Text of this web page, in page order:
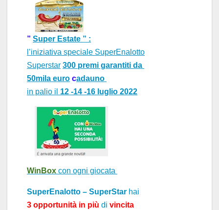
” Super Estate ” :
l’iniziativa speciale SuperEnalotto
Superstar 300 premi garantiti da
50mila euro cadauno
in palio il 12 -14 -16 luglio 2022
WinBox con ogni giocata
SuperEnalotto – SuperStar hai
3 opportunità in più di vincita